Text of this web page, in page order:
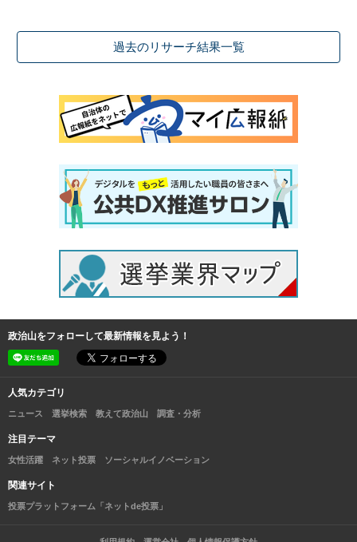
過去のリサーチ結果一覧
政治山をフォローして最新情報を見よう！
人気カテゴリ
ニュース 選挙検索 教えて政治山 調査・分析
注目テーマ
女性活躍 ネット投票 ソーシャルイノベーション
関連サイト
投票プラットフォーム「ネットde投票」